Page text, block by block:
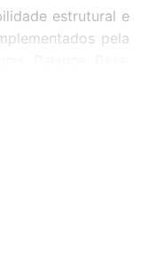
estrutural e
pela